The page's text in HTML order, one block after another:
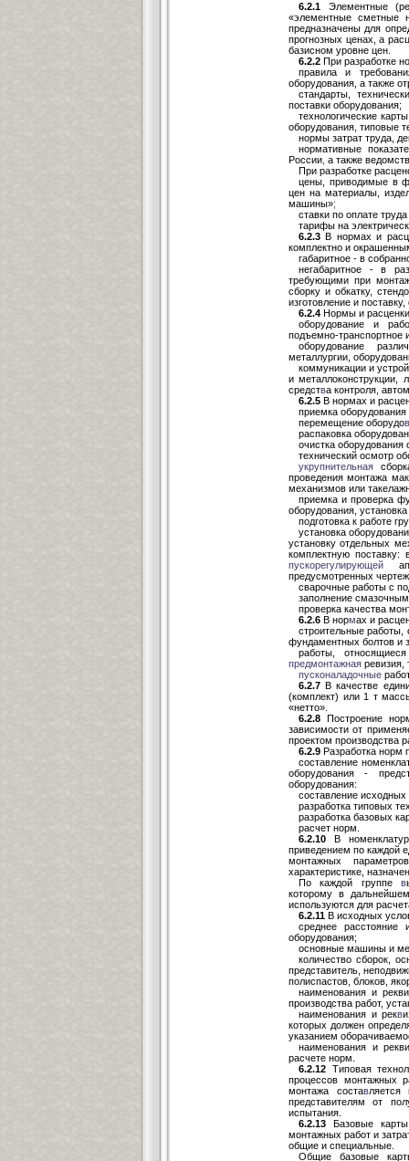
6.2.1 Элементные
«элементные
предназначены для
прогнозных ценах, а
базисном уровне цен.
6.2.2 При разработке
правила и
оборудования, а также
стандарты,
поставки оборудования;
технологические
оборудования, типовые
нормы затрат труда,
нормативные
России а также
При разработке
цены, приводимые в
цен на материалы,
машины»;
ставки по оплате
тарифы на
6.2.3 В нормах и
комплектно и
габаритное - в
негабаритное - в
требующими при
сборку и обкатку,
изготовление и
6.2.4 Нормы и
оборудование и
подъемно-транспортное
оборудование
металлургии,
коммуникации и
и металлоконструкции,
средства контроля,
6.2.5 В нормах и
приемка
перемещение оборудов
распаковка
очистка
технический осмотр
укрупнительная
проведения монтажа
механизмов или
приемка и проверка
оборудования,
подготовка к работе
установка
установку отдельных
комплектную поставку:
пускорегулирующей
предусмотренных
сварочные работы с
заполнение
проверка качества
6.2.6 В нормах и
строительные работы,
фундаментных болтов и
работы,
предмонтажная ревизия,
пусконаладочные
6.2.7 В качестве
(комплект) или 1 т
«нетто».
6.2.8 Построение
зависимости от
проектом производства
6.2.9 Разработка норм
составление
оборудования -
оборудования:
составление
разработка типовых
разработка базовых
расчет норм.
6.2.10 В
приведением по каждой
монтажных
характеристике,
По каждой группев
которому в
используются для
6.2.11 В исходных
среднее расстояние
оборудования;
основные машины и
количество сборок,
представитель,
полиспастов, блоков,
наименования и
производства работ,
наименования и рекв
которых должен
указанием
наименования и
расчете норм.
6.2.12 Типовая
процессов монтажных
монтажа составляется
представителям от
испытания.
6.2.13 Базовые
монтажных работ и
общие и специальные.
Общие базовые